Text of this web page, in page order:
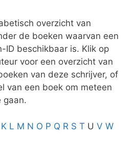
overzicht van
de boeken waarvan een
ID beschikbaar is. Klik op
voor een overzicht van
van deze schrijver, of
van een boek om meteen
gaan.
K L M N O P Q R S T U V W